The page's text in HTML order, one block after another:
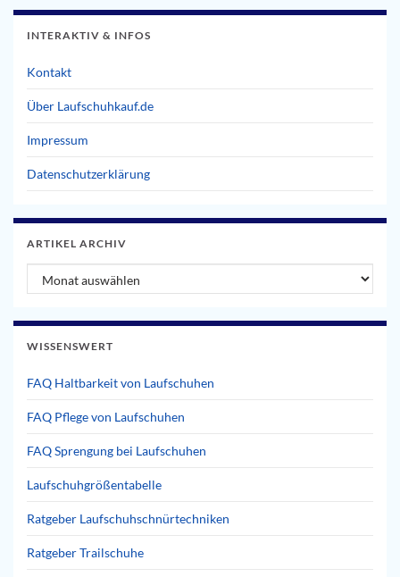
INTERAKTIV & INFOS
Kontakt
Über Laufschuhkauf.de
Impressum
Datenschutzerklärung
ARTIKEL ARCHIV
Artikel Archiv
WISSENSWERT
FAQ Haltbarkeit von Laufschuhen
FAQ Pflege von Laufschuhen
FAQ Sprengung bei Laufschuhen
Laufschuhgrößentabelle
Ratgeber Laufschuhschnürtechniken
Ratgeber Trailschuhe